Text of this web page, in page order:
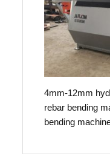
4mm-12mm
rebar bending
bending